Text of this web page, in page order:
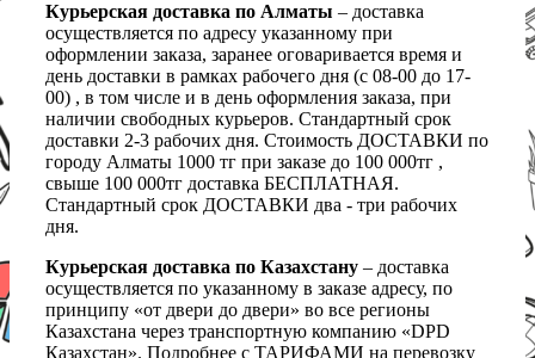
Курьерская доставка по Алматы – доставка
осуществляется по адресу указанному при
оформлении заказа, заранее оговаривается время и
день доставки в рамках рабочего дня (с 08-00 до 17-
00) , в том числе и в день оформления заказа, при
наличии свободных курьеров. Стандартный срок
доставки 2-3 рабочих дня. Стоимость ДОСТАВКИ по
городу Алматы 1000 тг при заказе до 100 000тг ,
свыше 100 000тг доставка БЕСПЛАТНАЯ.
Стандартный срок ДОСТАВКИ два - три рабочих
дня.
Курьерская доставка по Казахстану – доставка
осуществляется по указанному в заказе адресу, по
принципу «от двери до двери» во все регионы
Казахстана через транспортную компанию «DPD
Казахстан». Подробнее с ТАРИФАМИ на перевозку